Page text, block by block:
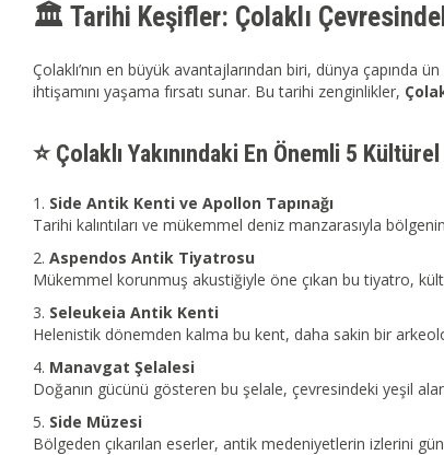
🏛️ Tarihi Keşifler: Çolaklı
Çolaklı’nın en büyük avantajlarından biri, dünya çapında
ihtişamını yaşama fırsatı sunar. Bu tarihi zenginlikler,
⭐ Çolaklı Yakınındaki En Önemli 5
Side Antik Kenti ve Apollon Tapınağı
Tarihi kalıntıları ve mükemmel deniz manzarasıyla
Aspendos Antik Tiyatrosu
Mükemmel korunmuş akustiğiyle öne çıkan bu tiyatro,
Seleukeia Antik Kenti
Helenistik dönemden kalma bu kent, daha sakin bir
Manavgat Şelalesi
Doğanın gücünü gösteren bu şelale, çevresindeki yeşil
Side Müzesi
Bölgeden çıkarılan eserler, antik medeniyetlerin izlerini